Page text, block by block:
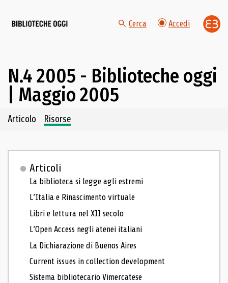
Cerca Accedi
N.4 2005 - Biblioteche oggi
| Maggio 2005
Navigazione dei contenuti del fascicolo
Articolo Risorse
Articoli
La biblioteca si legge agli estremi
L’Italia e Rinascimento virtuale
Libri e lettura nel XII secolo
L’Open Access negli atenei italiani
La Dichiarazione di Buenos Aires
Current issues in collection development
Sistema bibliotecario Vimercatese